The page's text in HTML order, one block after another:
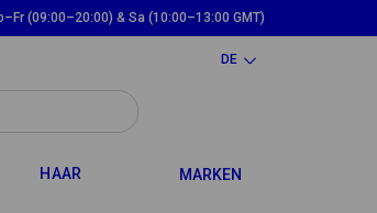
(09:00–20:00) & Sa (10:00–13:00 GMT)
DE
DROPDOWN
HAAR TOGGLE DROPDOWN
MARKEN